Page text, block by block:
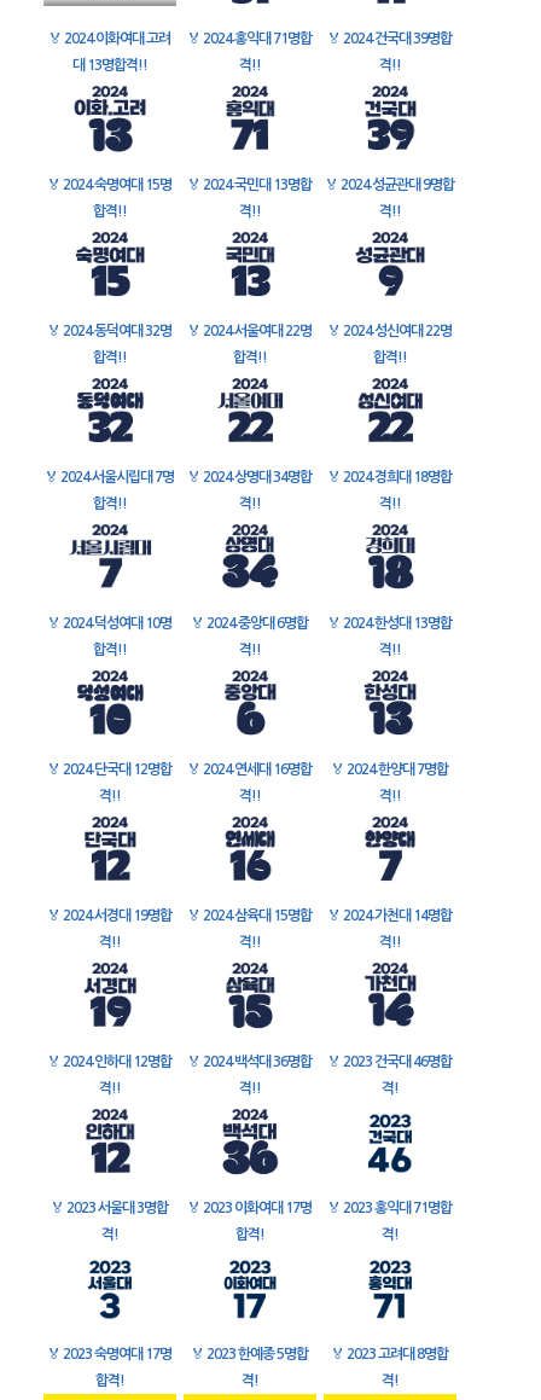
🏅 2024 이화여대 고려
대 13명합격!!
🏅 2024 홍익대 71명합
격!!
🏅 2024 건국대 39명합
격!!
🏅 2024 숙명여대 15명
합격!!
🏅 2024 국민대 13명합
격!!
🏅 2024 성균관대 9명합
격!!
🏅 2024 동덕여대 32명
합격!!
🏅 2024 서울여대 22명
합격!!
🏅 2024 성신여대 22명
합격!!
🏅 2024 서울시립대 7명
합격!!
🏅 2024 상명대 34명합
격!!
🏅 2024 경희대 18명합
격!!
🏅 2024 덕성여대 10명
합격!!
🏅 2024 중앙대 6명합
격!!
🏅 2024 한성대 13명합
격!!
🏅 2024 단국대 12명합
격!!
🏅 2024 연세대 16명합
격!!
🏅 2024 한양대 7명합
격!!
🏅 2024 서경대 19명합
격!!
🏅 2024 삼육대 15명합
격!!
🏅 2024 가천대 14명합
격!!
🏅 2024 인하대 12명합
격!!
🏅 2024 백석대 36명합
격!!
🏅 2023 건국대 46명합
격!
🏅 2023 서울대 3명합
격!
🏅 2023 이화여대 17명
합격!
🏅 2023 홍익대 71명합
격!
🏅 2023 숙명여대 17명
합격!
🏅 2023 한예종 5명합
격!
🏅 2023 고려대 8명합
격!